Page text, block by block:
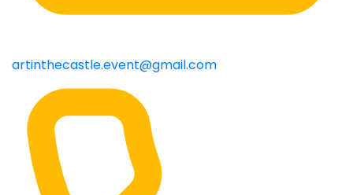
artinthecastle.event@gmail.com